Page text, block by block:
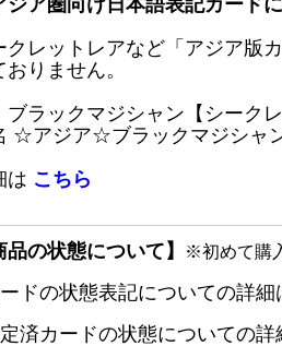
ジア圏向け日本語表記カードに
クレットレアなど「アジア版
おりません。
ブラックマジシャン【シーク
☆アジア☆ブラックマジシャ
は こちら
品の状態について】 ※初めて購
ドの状態表記についての詳細
済カードの状態についての詳